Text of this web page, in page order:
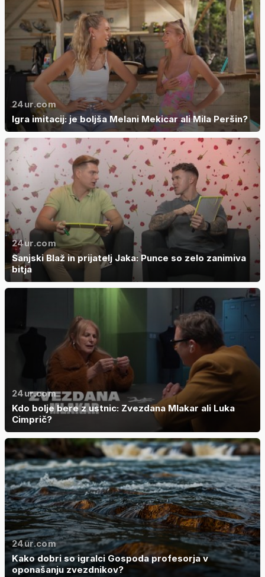
24ur.com
Igra imitacij: je boljša Melani Mekicar ali Mila Peršin?
24ur.com
Sanjski Blaž in prijatelj Jaka: Punce so zelo zanimiva
bitja
24ur.com
Kdo bolje bere z ustnic: Zvezdana Mlakar ali Luka
Cimprič?
24ur.com
Kako dobri so igralci Gospoda profesorja v
oponašanju zvezdnikov?